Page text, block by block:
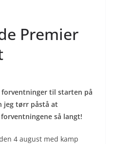
Premier
til starten på
jeg tørr påstå at
så langt!
4 august med kamp